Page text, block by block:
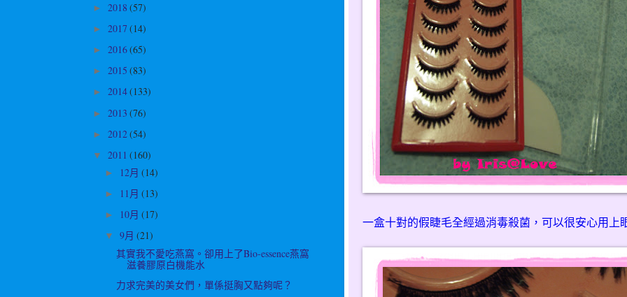
一盒十對的假睫毛全經過消毒殺菌，可以很安心用上
► 2018 (57)
► 2017 (14)
► 2016(65)
► 2015 (83)
► 2014(133)
► 2013 (76)
► 2012(54)
▼ 2011 (160)
► 12月 (14)
► 11月 (13)
► 10月 (17)
▼ 9月 (21)
其實我不愛吃燕窩。卻用上了Bio-essence燕窩
滋養膠原白機能水
力求完美的美女們，單係挺胸又點夠呢？